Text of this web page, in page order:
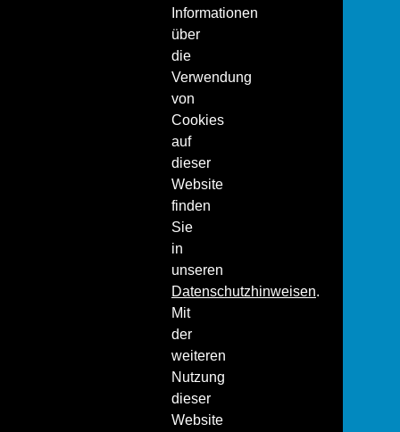
Informationen
über
die
Verwendung
von
Cookies
auf
dieser
Website
finden
Sie
in
unseren
Datenschutzhinweisen.
Mit
der
weiteren
Nutzung
dieser
Website